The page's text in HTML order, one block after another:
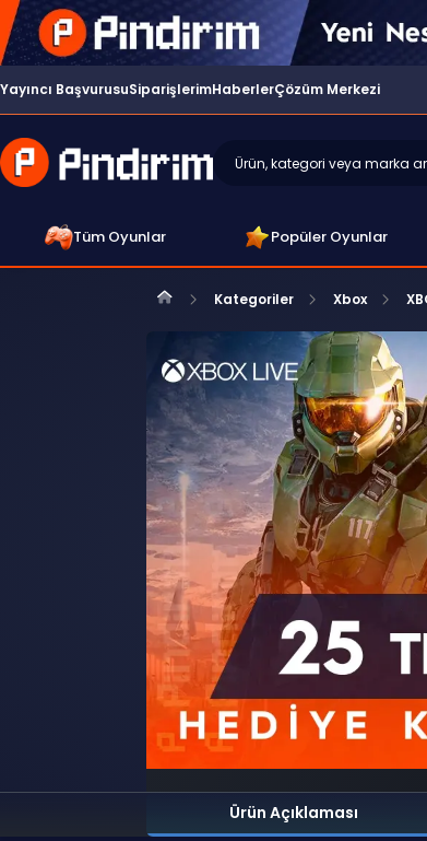
Yayıncı BaşvurusuSiparişlerimHaberlerÇözüm Merkezi
Tüm Oyunlar Popüler Oyunlar
Kategoriler Xbox
Ürün Açıklaması